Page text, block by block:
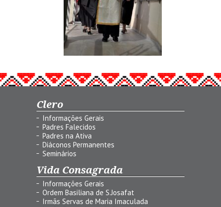
Clero
Informações Gerais
Padres Falecidos
Padres na Ativa
Diáconos Permanentes
Seminários
Vida Consagrada
Informações Gerais
Ordem Basiliana de S.Josafat
Irmãs Servas de Maria Imaculada